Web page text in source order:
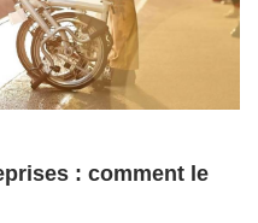
: comment le